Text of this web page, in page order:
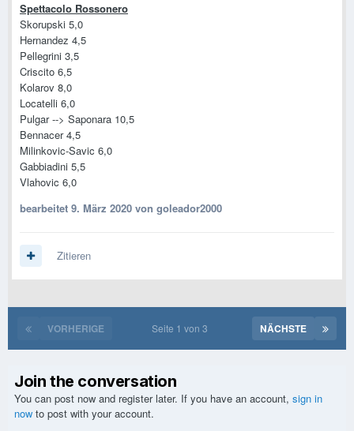
Spettacolo Rossonero
Skorupski 5,0
Hernandez 4,5
Pellegrini 3,5
Criscito 6,5
Kolarov 8,0
Locatelli 6,0
Pulgar --> Saponara 10,5
Bennacer 4,5
Milinkovic-Savic 6,0
Gabbiadini 5,5
Vlahovic 6,0
bearbeitet 9. März 2020 von goleador2000
Zitieren
VORHERIGE NÄCHSTE
Seite 1 von 3
Join the conversation
You can post now and register later. If you have an account, sign in
now to post with your account.